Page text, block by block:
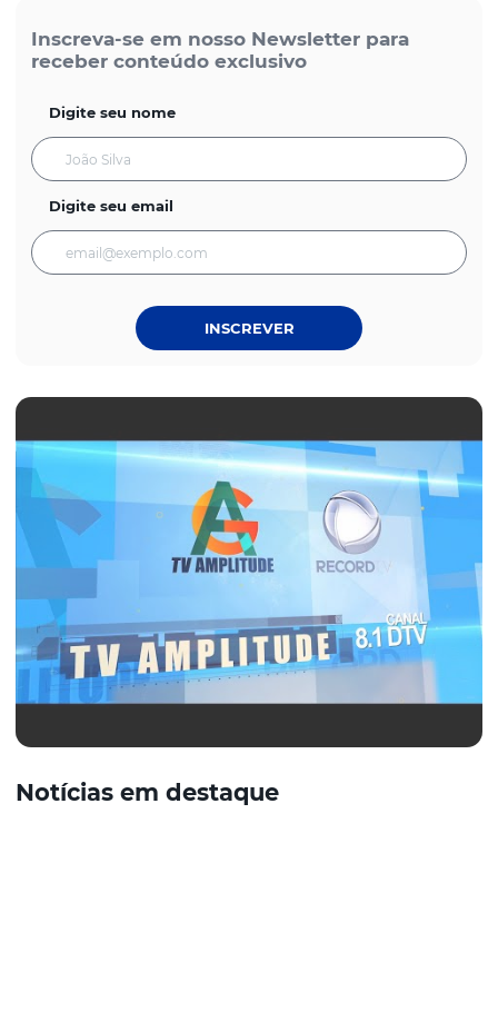
Inscreva-se em nosso Newsletter para
receber conteúdo exclusivo
Digite seu nome
Digite seu email
INSCREVER
Notícias em destaque